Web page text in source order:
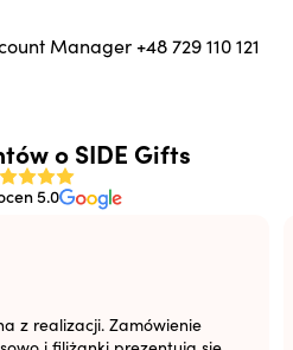
Manager+48 729 110 121
o SIDE Gifts
5.0
z realizacji. Zamówienie